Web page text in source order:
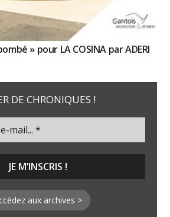
» pour LA COSINA par ADERI
DE CHRONIQUES !
aux archives >